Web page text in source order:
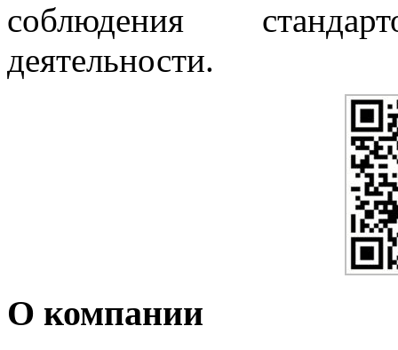
соблюдения
деятельности.
О компании